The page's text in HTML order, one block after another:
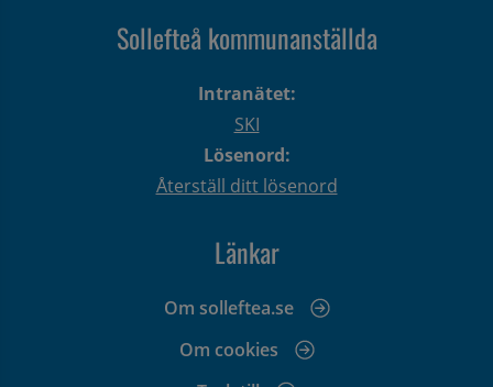
Sollefteå kommunanställda
Intranätet:
SKI
Lösenord:
Återställ ditt lösenord
Länkar
Om solleftea.se
Om cookies